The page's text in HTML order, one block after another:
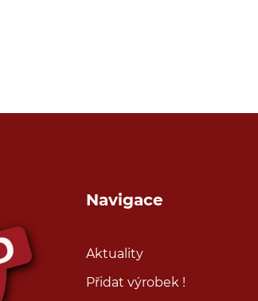
Navigace
Aktuality
Přidat výrobek !